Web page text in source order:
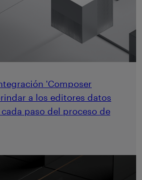
'Composer
a los editores datos
paso del proceso de